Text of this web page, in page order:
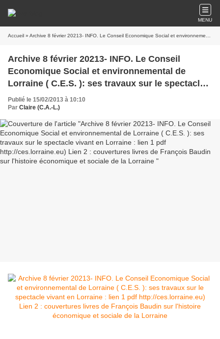
MENU
Accueil » Archive 8 février 20213- INFO. Le Conseil Economique Social et environnemental de Lorraine ( C.E.S. ): ses travaux sur le spectacle vivant en Lorraine : lien 1 pdf http://ces.lorraine.eu) Lien 2 : couvertures livres de François Baudin sur l'histoire économique et sociale de la Lorraine
Archive 8 février 20213- INFO. Le Conseil
Economique Social et environnemental de
Lorraine ( C.E.S. ): ses travaux sur le spectacle
vivant en Lorraine : lien 1 pdf
http://ces.lorraine.eu) Lien 2 : couvertures livres
de François Baudin sur l'histoire économique et
sociale de la Lorraine
Publié le 15/02/2013 à 10:10
Par Claire (C.A.-L.)